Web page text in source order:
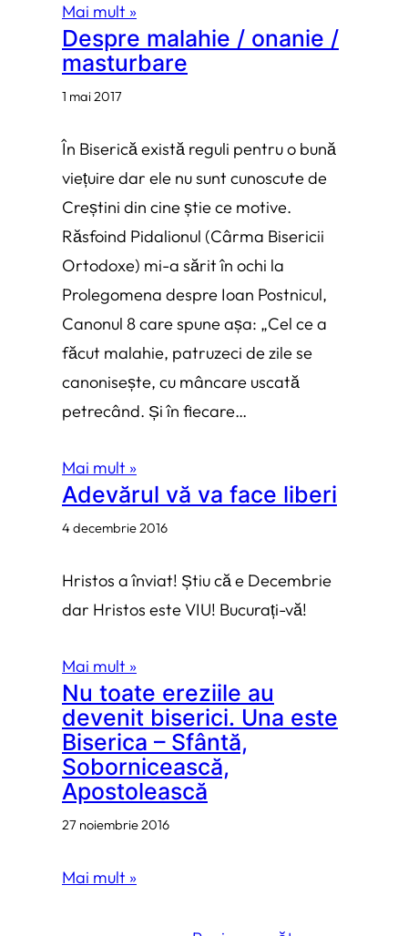
Mai mult »
Despre malahie / onanie /
masturbare
1 mai 2017
În Biserică există reguli pentru o bună
viețuire dar ele nu sunt cunoscute de
Creștini din cine știe ce motive.
Răsfoind Pidalionul (Cârma Bisericii
Ortodoxe) mi-a sărit în ochi la
Prolegomena despre Ioan Postnicul,
Canonul 8 care spune așa: „Cel ce a
făcut malahie, patruzeci de zile se
canonisește, cu mâncare uscată
petrecând. Și în fiecare…
Mai mult »
Adevărul vă va face liberi
4 decembrie 2016
Hristos a înviat! Știu că e Decembrie
dar Hristos este VIU! Bucurați-vă!
Mai mult »
Nu toate ereziile au
devenit biserici. Una este
Biserica – Sfântă,
Sobornicească,
Apostolească
27 noiembrie 2016
Mai mult »